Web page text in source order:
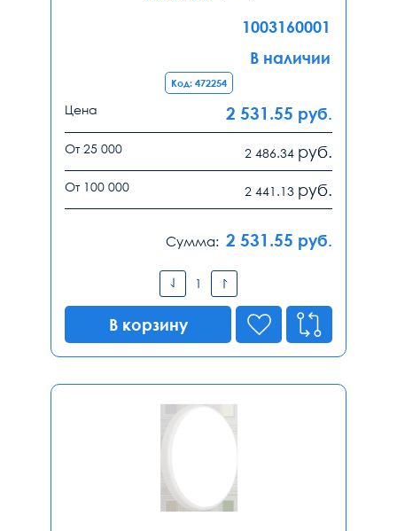
1003160001
В наличии
Код: 472254
Цена 2 531.55 руб.
От 25 000 2 486.34 руб.
От 100 000 2 441.13 руб.
Сумма: 2 531.55 руб.
В корзину